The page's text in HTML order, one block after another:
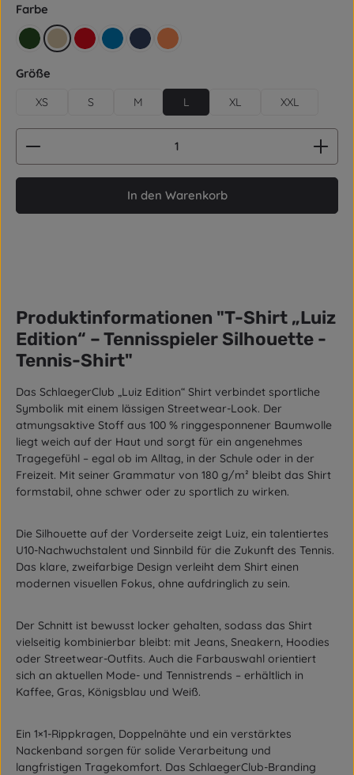
Farbe
retro grün
beigerot blau dunkelblau / Navy
orange
Größe
XS S M L XL XXL
Produkt Anzahl: Gib den gewünschten Wert
In den Warenkorb
Produktinformationen "T-Shirt „Luiz
Edition“ – Tennisspieler Silhouette -
Tennis-Shirt"
Das SchlaegerClub „Luiz Edition“ Shirt verbindet sportliche
Symbolik mit einem lässigen Streetwear-Look. Der
atmungsaktive Stoff aus 100 % ringgesponnener Baumwolle
liegt weich auf der Haut und sorgt für ein angenehmes
Tragegefühl – egal ob im Alltag, in der Schule oder in der
Freizeit. Mit seiner Grammatur von 180 g/m² bleibt das Shirt
formstabil, ohne schwer oder zu sportlich zu wirken.
Die Silhouette auf der Vorderseite zeigt Luiz, ein talentiertes
U10-Nachwuchstalent und Sinnbild für die Zukunft des Tennis.
Das klare, zweifarbige Design verleiht dem Shirt einen
modernen visuellen Fokus, ohne aufdringlich zu sein.
Der Schnitt ist bewusst locker gehalten, sodass das Shirt
vielseitig kombinierbar bleibt: mit Jeans, Sneakern, Hoodies
oder Streetwear-Outfits. Auch die Farbauswahl orientiert
sich an aktuellen Mode- und Tennistrends – erhältlich in
Kaffee, Gras, Königsblau und Weiß.
Ein 1×1-Rippkragen, Doppelnähte und ein verstärktes
Nackenband sorgen für solide Verarbeitung und
langfristigen Tragekomfort. Das SchlaegerClub-Branding